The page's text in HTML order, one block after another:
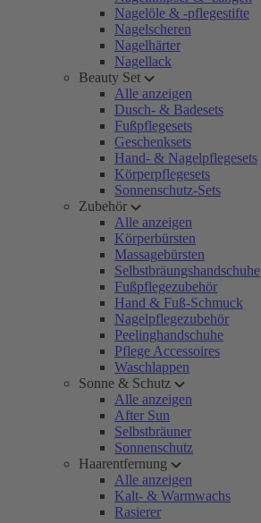
Nagelöle & -pflegestifte
Nagelscheren
Nagelhärter
Nagellack
Beauty Set
Alle anzeigen
Dusch- & Badesets
Fußpflegesets
Geschenksets
Hand- & Nagelpflegesets
Körperpflegesets
Sonnenschutz-Sets
Zubehör
Alle anzeigen
Körperbürsten
Massagebürsten
Selbstbräungshandschuhe
Fußpflegezubehör
Hand & Fuß-Schmuck
Nagelpflegezubehör
Peelinghandschuhe
Pflege Accessoires
Waschlappen
Sonne & Schutz
Alle anzeigen
After Sun
Selbstbräuner
Sonnenschutz
Haarentfernung
Alle anzeigen
Kalt- & Warmwachs
Rasierer